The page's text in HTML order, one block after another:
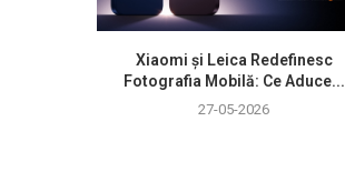
Xiaomi și Leica Redefinesc
Fotografia Mobilă: Ce Aduce...
27-05-2026